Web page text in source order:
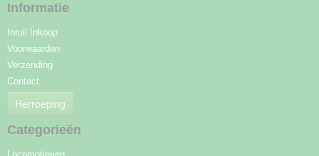
Informatie
Inruil Inkoop
Voorwaarden
Verzending
Contact
Herroeping
Categorieën